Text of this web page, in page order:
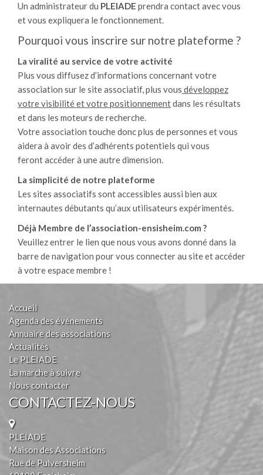
Un administrateur du PLEIADE prendra contact avec vous
et vous expliquera le fonctionnement.
Pourquoi vous inscrire sur notre plateforme ?
La viralité au service de votre activité
Plus vous diffusez d’informations concernant votre
association sur le site associatif, plus vous développez
votre visibilité et votre positionnementdans les résultats
et dans les moteurs de recherche.
Votre association touche donc plus de personnes et vous
aidera à avoir des d’adhérents potentiels qui vous
feront accéder à une autre dimension.
La simplicité de notre plateforme
Les sites associatifs sont accessibles aussi bien aux
internautes débutants qu’aux utilisateurs expérimentés.
Déjà Membre de l’association-ensisheim.com ?
Veuillez entrer le lien que nous vous avons donné dans la
barre de navigation pour vous connecter au site et accéder
à votre espace membre !
Accueil
Agenda des événements
Annuaire des associations
Actualités
Le PLEIADE
La marche à suivre
Nous contacter
CONTACTEZ-NOUS
PLEIADE
Maison des Associations
Rue de Pulversheim